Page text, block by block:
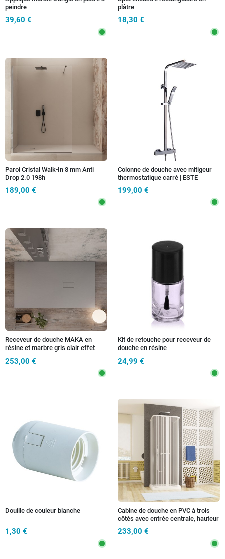
peindre
39,60 €
plâtre
18,30 €
Paroi Cristal Walk-In 8 mm Anti
Drop 2.0 198h
189,00 €
Colonne de douche avec mitigeur
thermostatique carré | ESTE
199,00 €
Receveur de douche MAKA en
résine et marbre gris clair effet
253,00 €
Kit de retouche pour receveur de
douche en résine
24,99 €
Douille de couleur blanche
1,30 €
Cabine de douche en PVC à trois
côtés avec entrée centrale, hauteur
185 cm
233,00 €